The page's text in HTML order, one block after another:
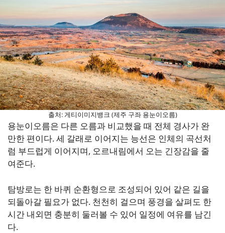
출처: 게티이미지뱅크 (제주 구좌 용눈이오름)
용눈이오름은 다른 오름과 비교했을 때 전체 경사가 완
만한 편이다. 세 갈래로 이어지는 능선은 인체의 곡선처
럼 부드럽게 이어지며, 오르내림에서 오는 긴장감을 줄
여준다.
탐방로는 한 바퀴 순환형으로 조성되어 있어 같은 길을
되돌아갈 필요가 없다. 천천히 걸으며 풍경을 살펴도 한
시간 내외면 충분히 둘러볼 수 있어 일정에 여유를 남긴
다.